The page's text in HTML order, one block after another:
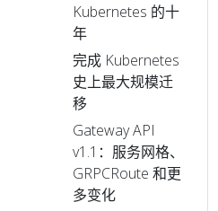
Kubernetes 的十
年
完成 Kubernetes
史上最大规模迁
移
Gateway API
v1.1：服务网格、
GRPCRoute 和更
多变化